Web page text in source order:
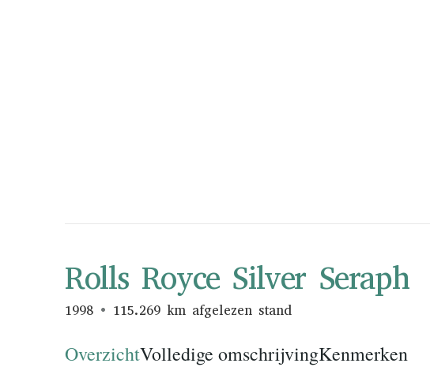
Rolls Royce Silver Seraph
1998 115.269 km afgelezen stand
OverzichtVolledige omschrijvingKenmerken